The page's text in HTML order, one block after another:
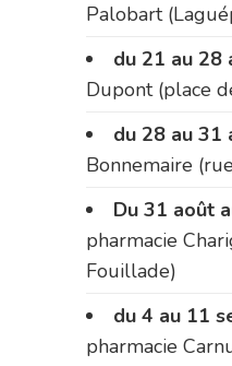
Palobart
du 21 au 28
Dupont (place
du 28 au 31
Bonnemaire
Du 31 août
pharmacie
Fouillade)
du 4 au 11
pharmacie